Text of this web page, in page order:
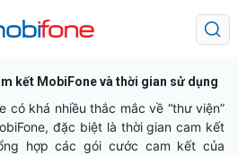
kết MobiFone và thời gian sử dụng
có khá nhiều thắc mắc về “thư viện”
đặc biệt là thời gian cam kết
hợp các gói cước cam kết của